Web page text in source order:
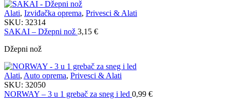
Alati, Izviđačka oprema, Privesci & Alati
SKU: 32314
SAKAI – Džepni nož 3,15 €
Džepni nož
Alati, Auto oprema, Privesci & Alati
SKU: 32050
NORWAY – 3 u 1 grebač za sneg i led 0,99 €